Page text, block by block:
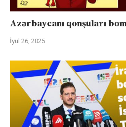
Azərbaycanı qonşuları
İyul 26, 2025